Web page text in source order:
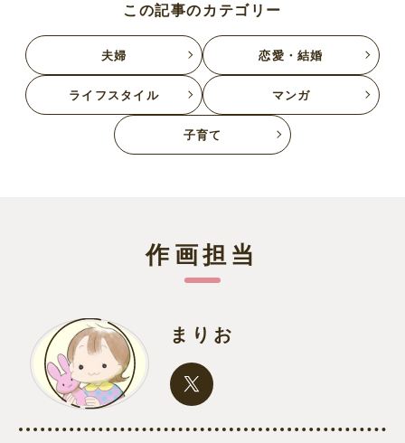
この記事のカテゴリー
夫婦 恋愛・結婚
ライフスタイル マンガ
子育て
作画担当
まりお